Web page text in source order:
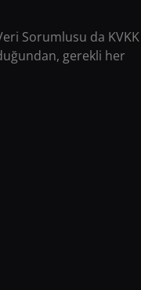
Sorumlusu da KVKK
gerekli her